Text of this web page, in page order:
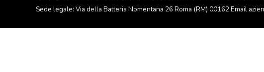
Sede legale: Via della Batteria Nomentana 26 Roma (RM) 00162 Email